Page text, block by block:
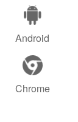
Android
Chrome